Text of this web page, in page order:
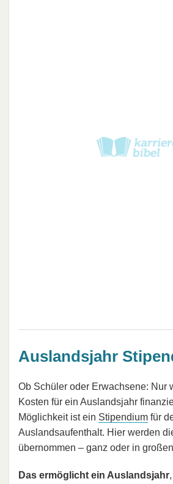
Auslandsjahr
Ob Schüler oder Erwachsene: Nur
Kosten für ein Auslandsjahr
Möglichkeit ist ein Stipendium für
Auslandsaufenthalt. Hier werden
übernommen – ganz oder in
Das ermöglicht ein Auslandsjahr